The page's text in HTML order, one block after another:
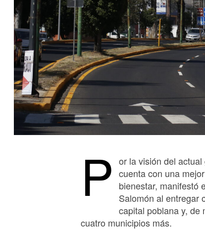
P or la visión del
cuenta con una
bienestar, manifestó
Salomón al entregar
capital poblana y, de
cuatro municipios más.